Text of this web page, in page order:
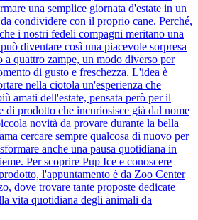
una semplice giornata d'estate in un
condividere con il proprio cane. Perché,
i nostri fedeli compagni meritano una
diventare così una piacevole sorpresa
quattro zampe, un modo diverso per
di gusto e freschezza. L'idea è
nella ciotola un'esperienza che
amati dell'estate, pensata però per il
di prodotto che incuriosisce già dal nome
novità da provare durante la bella
cercare sempre qualcosa di nuovo per
anche una pausa quotidiana in
Per scoprire Pup Ice e conoscere
l'appuntamento è da Zoo Center
dove trovare tante proposte dedicate
vita quotidiana degli animali da